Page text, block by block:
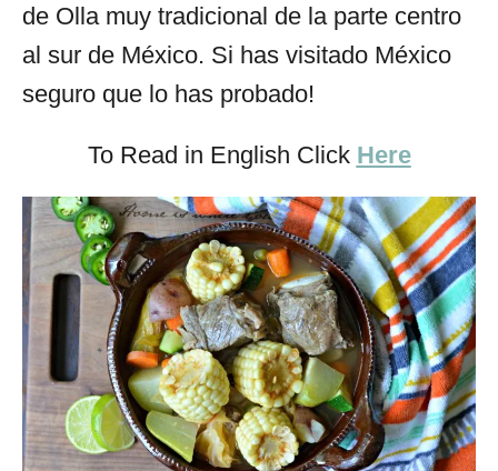
de Olla muy tradicional de la parte centro
al sur de México. Si has visitado México
seguro que lo has probado!
To Read in English Click Here